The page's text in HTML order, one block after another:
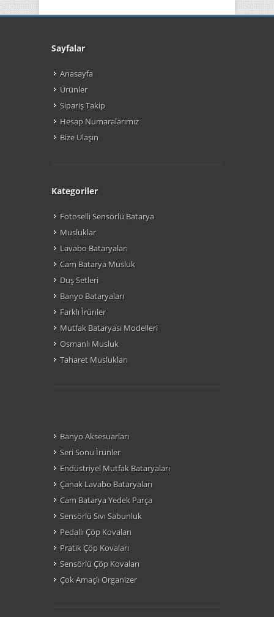
Sayfalar
Anasayfa
Ürünler
Sipariş Takip
Hesap Numaralarımız
Bize Ulaşın
Kategoriler
Fotoselli Sensörlü Batarya
Musluklar
Lavabo Bataryaları
Cam Batarya Musluk
Duş Setleri
Banyo Bataryaları
Farklı Ìrünler
Mutfak Bataryası Modelleri
Osmanlı Musluk
Taharet Muslukları
Banyo Aksesuarları
Seri Sonu Ìrünler
Endüstriyel Mutfak Bataryaları
Çanak Lavabo Bataryaları
Cam Batarya Yedek Parça
Sensörlü Sıvı Sabunluk
Pedallı Çöp Kovaları
Pratik Çöp Kovaları
Sensörlü Çöp Kovaları
Çok Amaçlı Organizer